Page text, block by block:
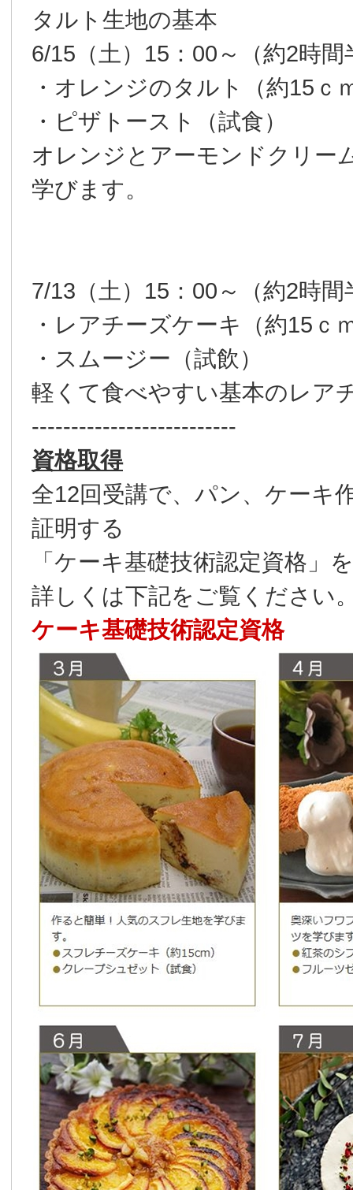
タルト生地の基本
6/15（土）15：00～（約2時間
・オレンジのタルト（約15ｃ
・ピザトースト（試食）
オレンジとアーモンドクリー
学びます。
7/13（土）15：00～（約2時間
・レアチーズケーキ（約15ｃ
・スムージー（試飲）
軽くて食べやすい基本のレア
--------------------------
資格取得
全12回受講で、パン、ケーキ
証明する
「ケーキ基礎技術認定資格」
詳しくは下記をご覧ください
ケーキ基礎技術認定資格